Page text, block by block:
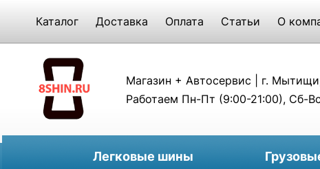
Каталог Доставка Оплата Статьи О
Магазин + Автосервис | г.
Работаем Пн-Пт (9:00-21:00), Сб-
Легковые шины